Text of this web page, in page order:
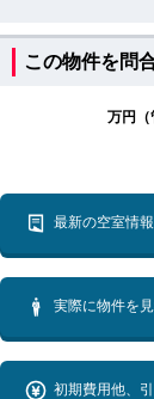
この物件を問
万円（
最新の空室情
実際に物件を
初期費用他、